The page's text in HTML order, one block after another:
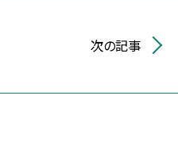
次の記事